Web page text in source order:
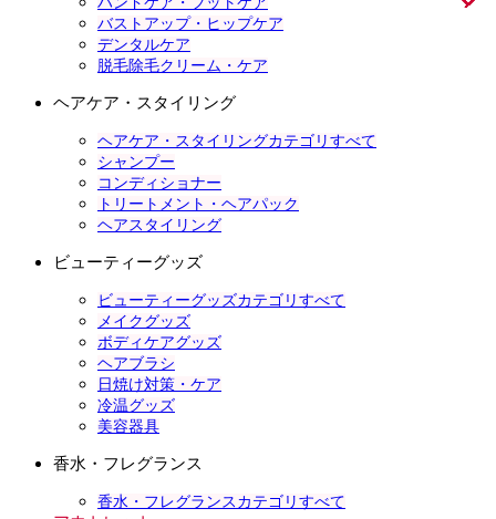
バストアップ・ヒップケア
デンタルケア
脱毛除毛クリーム・ケア
ヘアケア・スタイリング
ヘアケア・スタイリングカテゴリすべて
シャンプー
コンディショナー
トリートメント・ヘアパック
ヘアスタイリング
ビューティーグッズ
ビューティーグッズカテゴリすべて
メイクグッズ
ボディケアグッズ
ヘアブラシ
日焼け対策・ケア
冷温グッズ
美容器具
香水・フレグランス
香水・フレグランスカテゴリすべて